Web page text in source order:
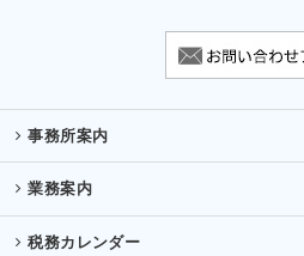
事務所案内
業務案内
税務カレンダー